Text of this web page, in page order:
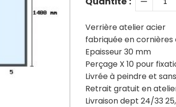
Verrière atelier acier
fabriquée en
Epaisseur 30 mm
Perçage X 10 pour
Livrée à peindre et
Retrait gratuit en
Livraison dept 24/33